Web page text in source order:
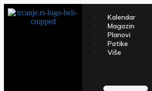
Kalendar
Magazin
Planovi
Patike
Više